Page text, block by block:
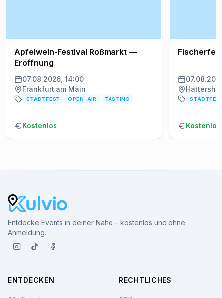
Apfelwein-Festival Roßmarkt —
Eröffnung
07.08.2026, 14:00
Frankfurt am Main
STADTFEST OPEN-AIR TASTING
Kostenlos Kostenlos
Entdecke Events in deiner Nähe – kostenlos und ohne
Anmeldung.
ENTDECKEN RECHTLICHES